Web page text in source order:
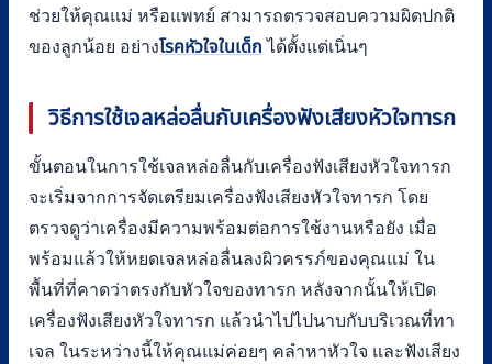
ช่วยให้คุณแม่ หรือแพทย์ สามารถตรวจสอบความผิดปกติ
ของลูกน้อย อย่างโรคหัวใจในเด็ก ได้ตั้งแต่เนิ่นๆ
วิธีการใช้เจลหล่อลื่นกับเครื่องฟังเสียงหัวใจทารก
ขั้นตอนในการใช้เจลหล่อลื่นกับเครื่องฟังเสียงหัวใจทารก
จะเริ่มจากการจัดเตรียมเครื่องฟังเสียงหัวใจทารก โดย
ตรวจดูว่าเครื่องมีความพร้อมต่อการใช้งานหรือยัง เมื่อ
พร้อมแล้วให้หยดเจลหล่อลื่นลงผิวครรภ์ของคุณแม่ ใน
พื้นที่ที่คาดว่าตรงกับหัวใจของทารก หลังจากนั้นให้เปิด
เครื่องฟังเสียงหัวใจทารก แล้วนำไปไปนาบกับบริเวณที่ทา
เจล ในระหว่างนี้ให้คุณแม่ค่อยๆ คลำหาหัวใจ และฟังเสียง